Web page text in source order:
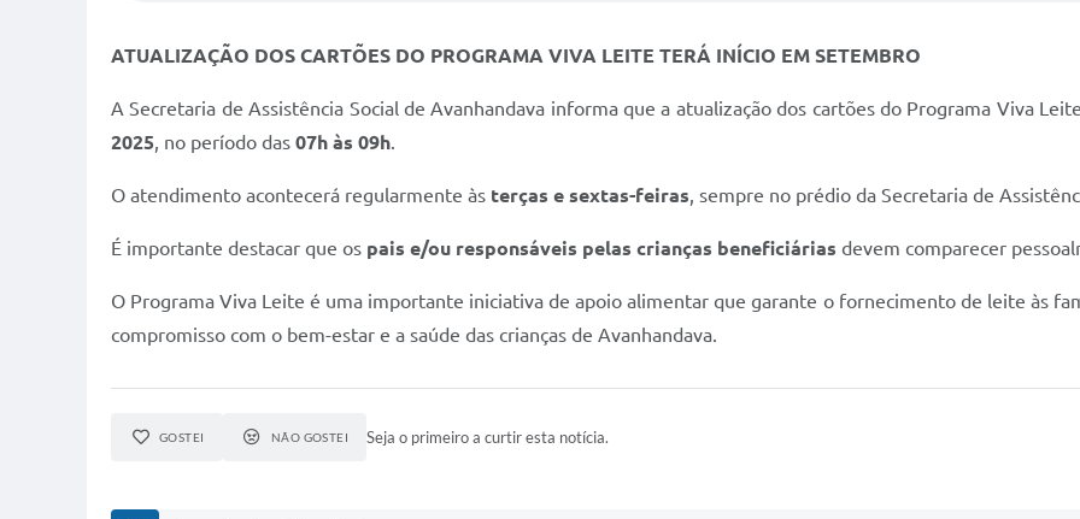
ATUALIZAÇÃO DOS CARTÕES DO PROGRAMA VIVA LEITE TERÁ INÍCIO EM SETEMBRO
A Secretaria de Assistência Social de Avanhandava informa que a atualização dos cartões do Programa Viva
2025, no período das 07h às 09h.
O atendimento acontecerá regularmente às terças e sextas-feiras, sempre no prédio da Secretaria de
É importante destacar que os pais e/ou responsáveis pelas crianças beneficiárias devem comparecer
O Programa Viva Leite é uma importante iniciativa de apoio alimentar que garante o fornecimento de leite às
compromisso com o bem-estar e a saúde das crianças de Avanhandava.
GOSTEI NÃO GOSTEI Seja o primeiro a curtir esta notícia.